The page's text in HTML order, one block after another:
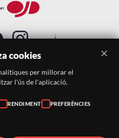
AL BUTLLETÍ
938046359
cookies
per millorar el
l'ús de l'aplicació.
RENDIMENT
PREFERÈNCIES